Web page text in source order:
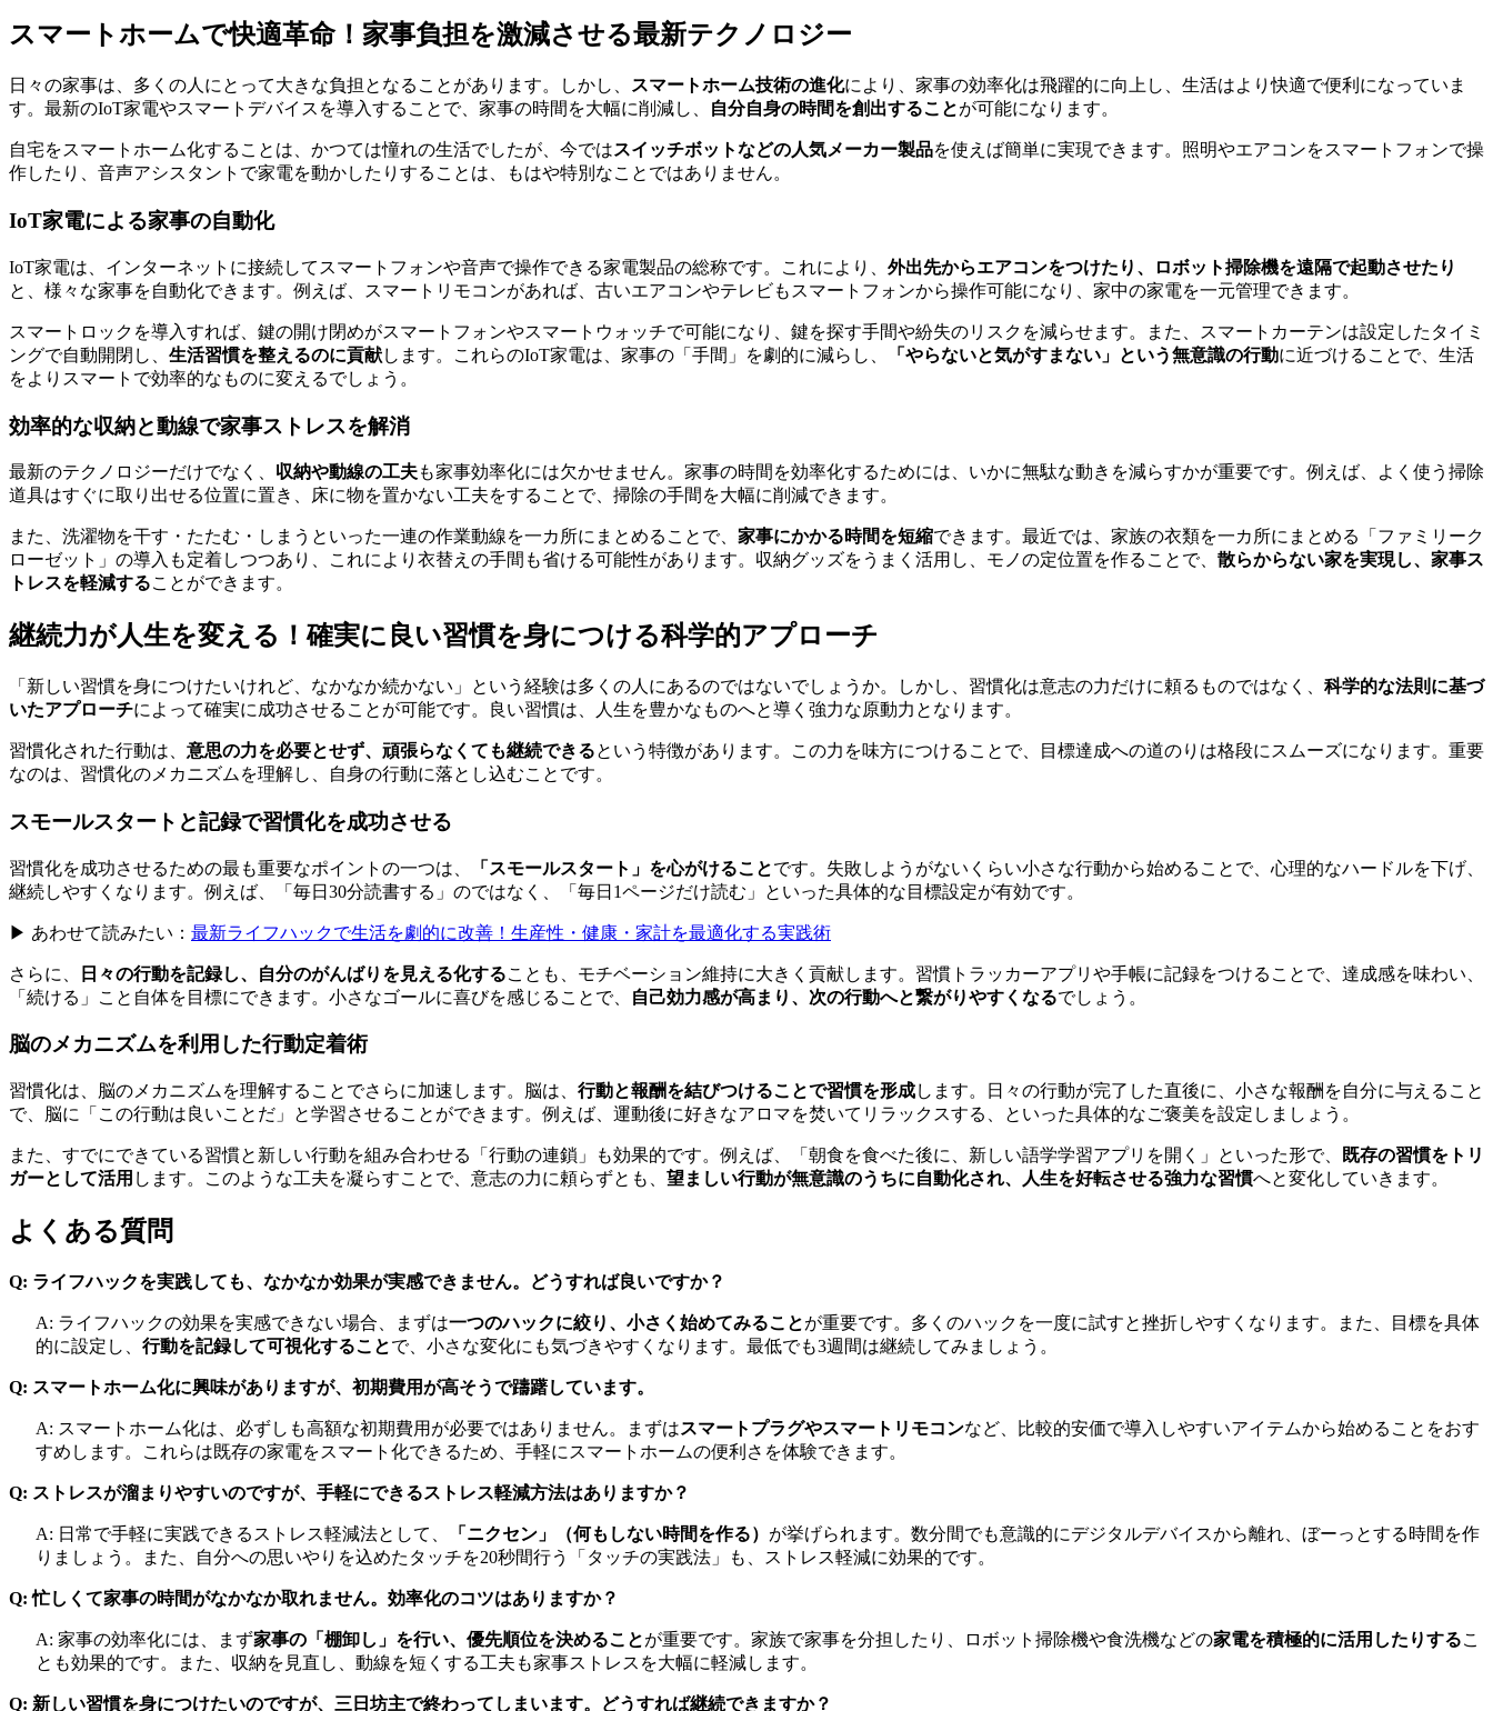
スマートホームで快適革命！家事負担を激減させる最新テクノロジー
日々の家事は、多くの人にとって大きな負担となることがあります。しかし、 スマートホーム技術の進化により、家事の効率化は飛躍的に向上し、生活はより快適で便利になっていま
す。最新のIoT家電やスマートデバイスを導入することで、家事の時間を大幅に削減し、
自分自身の時間を創出することが可能になります。
自宅をスマートホーム化することは、かつては憧れの生活でしたが、今ではスイッチボットなどの人気メーカー製品を使えば簡単に実現できます。照明やエアコンをスマートフォンで操
作したり、音声アシスタントで家電を動かしたりすることは、もはや特別なことではありません。
IoT家電による家事の自動化
IoT家電は、インターネットに接続してスマートフォンや音声で操作できる家電製品の総称です。これにより、 外出先からエアコンをつけたり、ロボット掃除機を遠隔で起動させたり
と、様々な家事を自動化できます。例えば、スマートリモコンがあれば、古いエアコンやテレビもスマートフォンから操作可能になり、家中の家電を一元管理できます。
スマートロックを導入すれば、鍵の開け閉めがスマートフォンやスマートウォッチで可能になり、鍵を探す手間や紛失のリスクを減らせます。また、スマートカーテンは設定したタイミ
ングで自動開閉し、 生活習慣を整えるのに貢献します。これらのIoT家電は、家事の「手間」を劇的に減らし、 「やらないと気がすまない」という無意識の行動に近づけることで、生活
をよりスマートで効率的なものに変えるでしょう。
効率的な収納と動線で家事ストレスを解消
最新のテクノロジーだけでなく、 収納や動線の工夫も家事効率化には欠かせません。家事の時間を効率化するためには、いかに無駄な動きを減らすかが重要です。例えば、よく使う掃除
道具はすぐに取り出せる位置に置き、床に物を置かない工夫をすることで、掃除の手間を大幅に削減できます。
また、洗濯物を干す・たたむ・しまうといった一連の作業動線を一カ所にまとめることで、 家事にかかる時間を短縮できます。最近では、家族の衣類を一カ所にまとめる「ファミリーク
ローゼット」の導入も定着しつつあり、これにより衣替えの手間も省ける可能性があります。収納グッズをうまく活用し、モノの定位置を作ることで、 散らからない家を実現し、家事ス
トレスを軽減することができます。
継続力が人生を変える！確実に良い習慣を身につける科学的アプローチ
「新しい習慣を身につけたいけれど、なかなか続かない」という経験は多くの人にあるのではないでしょうか。しかし、習慣化は意志の力だけに頼るものではなく、 科学的な法則に基づ
いたアプローチによって確実に成功させることが可能です。良い習慣は、人生を豊かなものへと導く強力な原動力となります。
習慣化された行動は、 意思の力を必要とせず、頑張らなくても継続できるという特徴があります。この力を味方につけることで、目標達成への道のりは格段にスムーズになります。重要
なのは、習慣化のメカニズムを理解し、自身の行動に落とし込むことです。
スモールスタートと記録で習慣化を成功させる
習慣化を成功させるための最も重要なポイントの一つは、 「スモールスタート」を心がけることです。失敗しようがないくらい小さな行動から始めることで、心理的なハードルを下げ、
継続しやすくなります。例えば、「毎日30分読書する」のではなく、「毎日1ページだけ読む」といった具体的な目標設定が有効です。
▶ あわせて読みたい： 最新ライフハックで生活を劇的に改善！生産性・健康・家計を最適化する実践術
さらに、 日々の行動を記録し、自分のがんばりを見える化することも、モチベーション維持に大きく貢献します。習慣トラッカーアプリや手帳に記録をつけることで、達成感を味わい、
「続ける」こと自体を目標にできます。小さなゴールに喜びを感じることで、
自己効力感が高まり、次の行動へと繋がりやすくなるでしょう。
脳のメカニズムを利用した行動定着術
習慣化は、脳のメカニズムを理解することでさらに加速します。脳は、 行動と報酬を結びつけることで習慣を形成します。日々の行動が完了した直後に、小さな報酬を自分に与えること
で、脳に「この行動は良いことだ」と学習させることができます。例えば、運動後に好きなアロマを焚いてリラックスする、といった具体的なご褒美を設定しましょう。
また、すでにできている習慣と新しい行動を組み合わせる「行動の連鎖」も効果的です。例えば、「朝食を食べた後に、新しい語学学習アプリを開く」といった形で、
既存の習慣をトリ
ガーとして活用 します。このような工夫を凝らすことで、意志の力に頼らずとも、 望ましい行動が無意識のうちに自動化され、人生を好転させる強力な習慣へと変化していきます。
よくある質問
Q: ライフハックを実践しても、なかなか効果が実感できません。どうすれば良いですか？
A: ライフハックの効果を実感できない場合、まずは一つのハックに絞り、小さく始めてみることが重要です。多くのハックを一度に試すと挫折しやすくなります。また、目標を具体
的に設定し、 行動を記録して可視化することで、小さな変化にも気づきやすくなります。最低でも3週間は継続してみましょう。
Q: スマートホーム化に興味がありますが、初期費用が高そうで躊躇しています。
A: スマートホーム化は、必ずしも高額な初期費用が必要ではありません。まずはスマートプラグやスマートリモコンなど、比較的安価で導入しやすいアイテムから始めることをおす
すめします。これらは既存の家電をスマート化できるため、手軽にスマートホームの便利さを体験できます。
Q: ストレスが溜まりやすいのですが、手軽にできるストレス軽減方法はありますか？
A: 日常で手軽に実践できるストレス軽減法として、 「ニクセン」（何もしない時間を作る） が挙げられます。数分間でも意識的にデジタルデバイスから離れ、ぼーっとする時間を作
りましょう。また、自分への思いやりを込めたタッチを20秒間行う「タッチの実践法」も、ストレス軽減に効果的です。
Q: 忙しくて家事の時間がなかなか取れません。効率化のコツはありますか？
A: 家事の効率化には、まず家事の「棚卸し」を行い、優先順位を決めることが重要です。家族で家事を分担したり、ロボット掃除機や食洗機などの家電を積極的に活用したりするこ
とも効果的です。また、収納を見直し、動線を短くする工夫も家事ストレスを大幅に軽減します。
Q: 新しい習慣を身につけたいのですが、三日坊主で終わってしまいます。どうすれば継続できますか？